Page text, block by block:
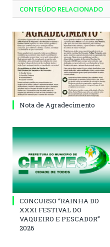
CONTEÚDO RELACIONADO
Nota de Agradecimento
CONCURSO “RAINHA DO
XXXI FESTIVAL DO
VAQUEIRO E PESCADOR”
2026